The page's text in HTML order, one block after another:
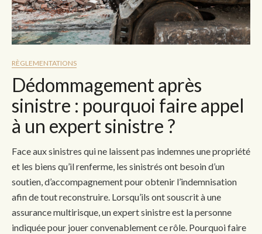
RÈGLEMENTATIONS
Dédommagement après
sinistre : pourquoi faire appel
à un expert sinistre ?
Face aux sinistres qui ne laissent pas indemnes une propriété
et les biens qu’il renferme, les sinistrés ont besoin d’un
soutien, d’accompagnement pour obtenir l’indemnisation
afin de tout reconstruire. Lorsqu’ils ont souscrit à une
assurance multirisque, un expert sinistre est la personne
indiquée pour jouer convenablement ce rôle. Pourquoi faire